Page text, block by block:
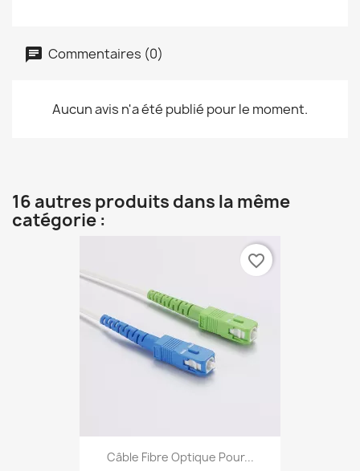
Commentaires (0)
Aucun avis n'a été publié pour le moment.
16 autres produits dans la même
catégorie :
Câble Fibre Optique Pour...
favorite_border